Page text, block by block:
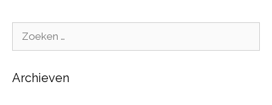
naar:
Archieven